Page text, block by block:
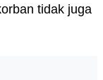
tidak juga